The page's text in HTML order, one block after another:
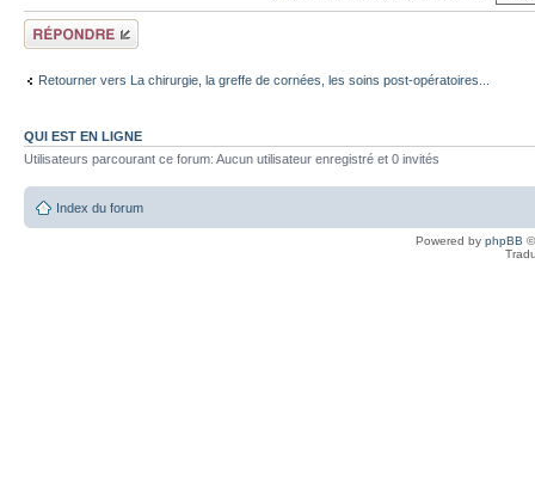
Répondre
Retourner vers La chirurgie, la greffe de cornées, les soins post-opératoires...
QUI EST EN LIGNE
Utilisateurs parcourant ce forum: Aucun utilisateur enregistré et 0 invités
Index du forum
Powered by phpBB